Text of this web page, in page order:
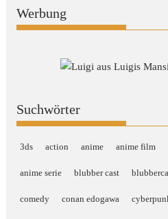
Werbung
Suchwörter
3ds action anime anime film
anime serie blubber cast
comedy conan edogawa